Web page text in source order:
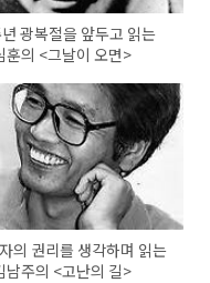
광복절을 앞두고 읽는
훈의 <그날이 오면>
의 권리를 생각하며 읽는
남주의 <고난의 길>